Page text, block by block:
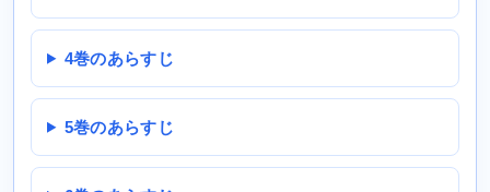
4巻のあらすじ
5巻のあらすじ